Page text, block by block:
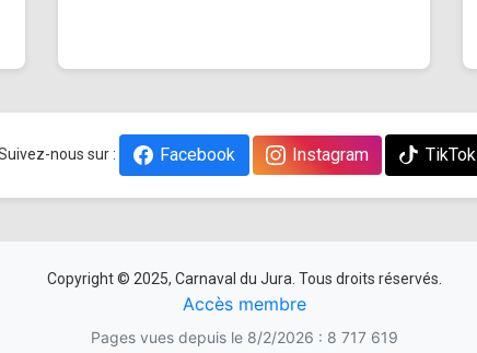
nous sur : Facebook Instagram TikTok
Copyright © 2025, Carnaval du Jura. Tous droits réservés.
Accès membre
Pages vues depuis le 8/2/2026 : 8 717 619